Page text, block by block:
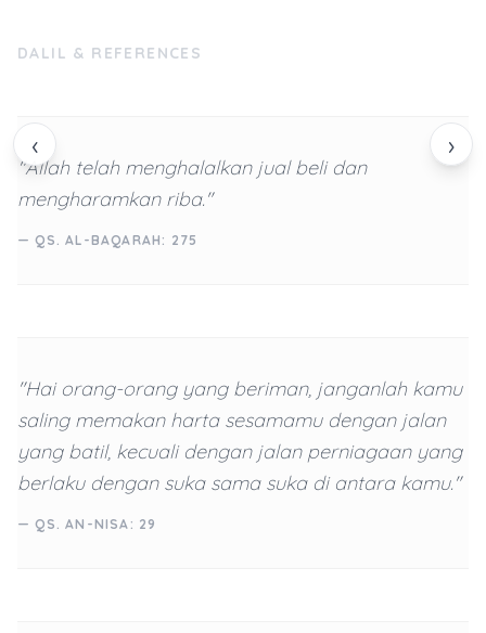
‹ ›
DALIL & REFERENCES
"Allah telah menghalalkan jual beli dan
mengharamkan riba."
— QS. AL-BAQARAH: 275
"Hai orang-orang yang beriman, janganlah kamu
saling memakan harta sesamamu dengan jalan
yang batil, kecuali dengan jalan perniagaan yang
berlaku dengan suka sama suka di antara kamu."
— QS. AN-NISA: 29